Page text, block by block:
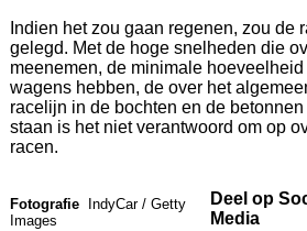
Indien het zou gaan regenen, zou de
gelegd. Met de hoge snelheden die
meenemen, de minimale
wagens hebben, de over het
racelijn in de bochten en de
staan is het niet verantwoord om op
racen.
Fotografie
IndyCar / Getty
Images
Deel op
Media